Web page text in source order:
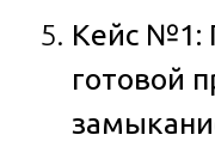
Кейс №1:
готовой